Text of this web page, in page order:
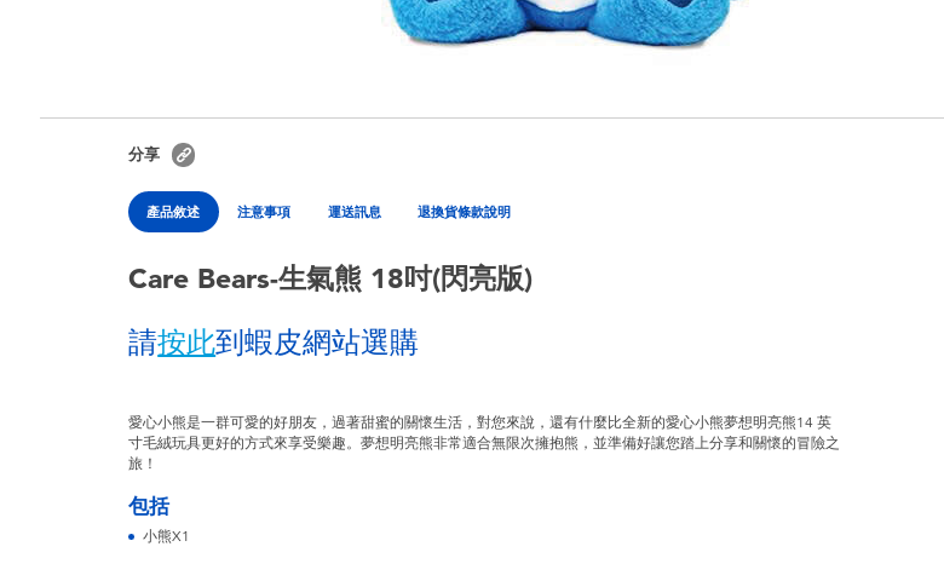
分享
產品敘述 注意事項 運送訊息 退換貨條款說明
Care Bears-生氣熊 18吋(閃亮版)
請按此到蝦皮網站選購
愛心小熊是一群可愛的好朋友，過著甜蜜的關懷生活，對您來說，還有什麼比全新的愛心小熊夢想明亮熊14 ​​英
寸毛絨玩具更好的方式來享受樂趣。夢想明亮熊非常適合無限次擁抱熊，並準備好讓您踏上分享和關懷的冒險之
旅！
包括
小熊X1